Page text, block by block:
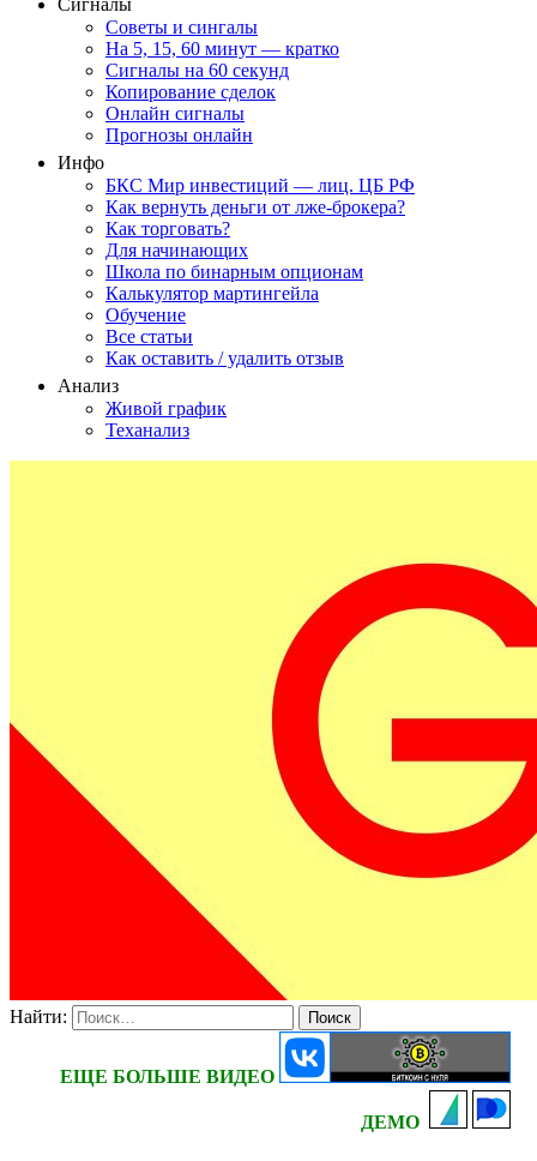
Сигналы
Советы и сингалы
На 5, 15, 60 минут — кратко
Сигналы на 60 секунд
Копирование сделок
Онлайн сигналы
Прогнозы онлайн
Инфо
БКС Мир инвестиций — лиц. ЦБ РФ
Как вернуть деньги от лже-брокера?
Как торговать?
Для начинающих
Школа по бинарным опционам
Калькулятор мартингейла
Обучение
Все статьи
Как оставить / удалить отзыв
Анализ
Живой график
Теханализ
Найти:
ЕЩЕ БОЛЬШЕ ВИДЕО
ДЕМО